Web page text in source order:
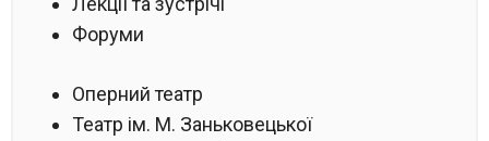
Форуми
Оперний театр
Театр ім. М. Заньковецької